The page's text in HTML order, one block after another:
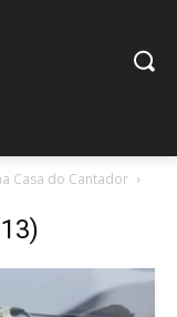
Casa do Cantador